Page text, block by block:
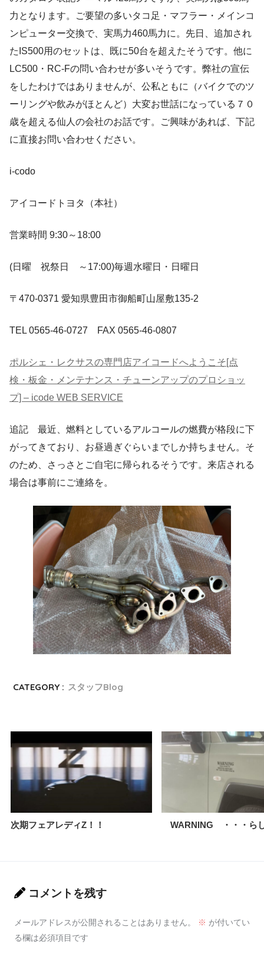
力となります。ご要望の多いタコ足・マフラー・メインコ
ンピューター交換で、実馬力460馬力に。先日、追加され
たIS500用のセットは、既に50台を超えたそうです。他に
LC500・RC-Fの問い合わせが多いそうです。弊社の宣伝
をしたわけではありませんが、公私ともに（バイクでのツ
ーリングや飲みがほとんど）大変お世話になっている７０
歳を超える仙人の会社のお話です。ご興味があれば、下記
に直接お問い合わせください。
i-codo
アイコードトヨタ（本社）
営業時間 9:30～18:00
(日曜 祝祭日 ～17:00)毎週水曜日・日曜日
〒470-0371 愛知県豊田市御船町山屋敷135-2
TEL 0565-46-0727 FAX 0565-46-0807
ポルシェ・レクサスの専門店アイコードへようこそ[点
検・板金・メンテナンス・チューンアップのプロショッ
プ] – icode WEB SERVICE
追記 最近、燃料としているアルコールの燃費が格段に下
がってきており、お昼過ぎぐらいまでしか持ちません。そ
のため、さっさとご自宅に帰られるそうです。来店される
場合は事前にご連絡を。
CATEGORY : スタッフBlog
次期フェアレディZ！！ WARNING ・・・ら
コメントを残す
メールアドレスが公開されることはありません。 ※ が付いてい
る欄は必須項目です